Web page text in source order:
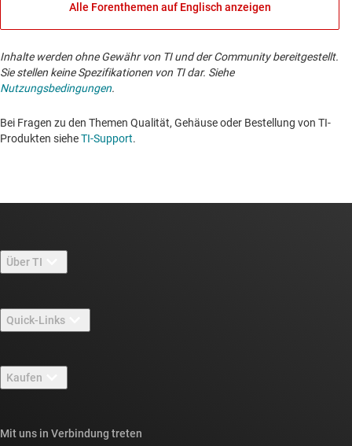
Alle Forenthemen auf Englisch anzeigen
Inhalte werden ohne Gewähr von TI und der Community bereitgestellt.
Sie stellen keine Spezifikationen von TI dar. Siehe
Nutzungsbedingungen.
Bei Fragen zu den Themen Qualität, Gehäuse oder Bestellung von TI-
Produkten sieheTI-Support. ​​​​​​​​​​​​​​
Über TI
Stellenangebote
Newsroom
Veranstaltungen
Quick-Links
TI E2E™-Design-Support-Foren
Querverweis-Suche
Kaufen
Mit uns in Verbindung treten